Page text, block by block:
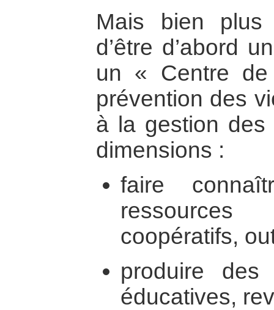
Mais bien plus
d’être d’abord
un « Centre
prévention des
à la gestion des
dimensions :
faire
coopératifs,
produire des
éducatives,